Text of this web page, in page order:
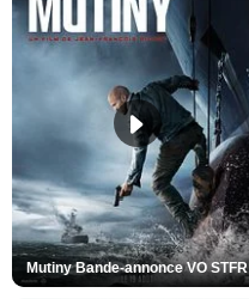
Mutiny Bande-annonce VO STFR